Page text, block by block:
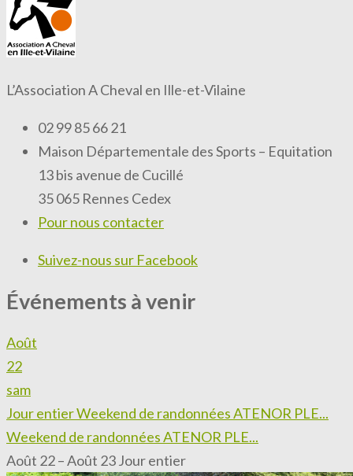
L’Association A Cheval en Ille-et-Vilaine
02 99 85 66 21
Maison Départementale des Sports – Equitation
13 bis avenue de Cucillé
35 065 Rennes Cedex
Pour nous contacter
Suivez-nous sur Facebook
Événements à venir
Août
22
sam
Jour entierWeekend de randonnées ATENOR PLE...
Weekend de randonnées ATENOR PLE...
Août 22 – Août 23Jour entier